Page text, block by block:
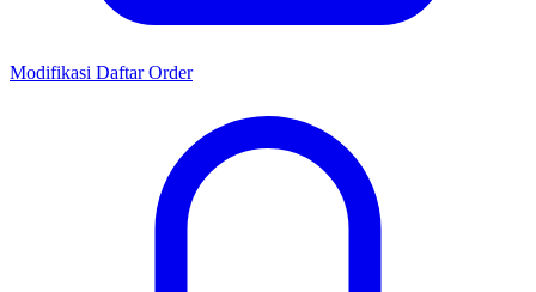
Modifikasi Daftar Order